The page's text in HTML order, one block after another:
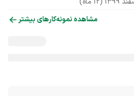
مشاهده نمونه‌کارهای بیشتر